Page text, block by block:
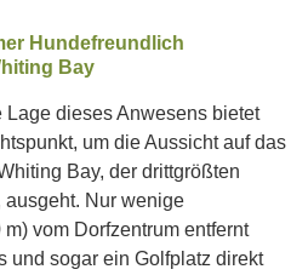
Hundefreundlich
Bay
dieses Anwesens bietet
um die Aussicht auf das
Bay, der drittgrößten
ausgeht. Nur wenige
vom Dorfzentrum entfernt
und sogar ein Golfplatz direkt